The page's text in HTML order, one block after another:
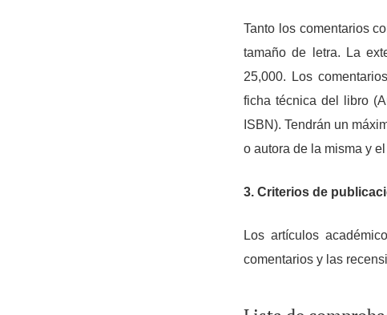
Tanto los comentarios
tamaño de letra. La
25,000. Los
ficha técnica del libro
ISBN). Tendrán un
o autora de la misma y
3. Criterios de
Los artículos
comentarios y las